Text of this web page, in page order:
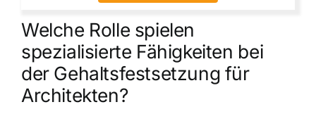
Welche Rolle spielen
spezialisierte Fähigkeiten bei
der Gehaltsfestsetzung für
Architekten?